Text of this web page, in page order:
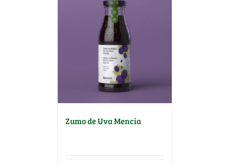
Zumo de Uva Mencía